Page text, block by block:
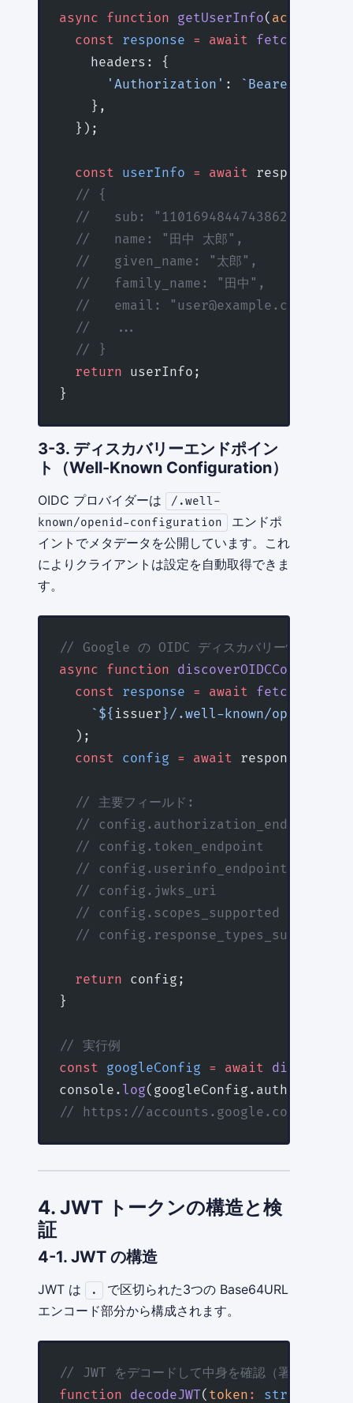
async function getUserInfo(
  const
response = await fetch
    headers: {
      'Authorization'
: `Bearer ${
    },
  });
  const
userInfo = await response.
  // {
  //   sub: "110169484474386276334",
  //   name: "田中 太郎",
  //   given_name: "太郎",
  //   family_name: "田中",
  //   email: "user@example.com",
  //   ...
  // }
  return
userInfo;
}
3-3. ディスカバリーエンドポイン
ト（Well-Known Configuration）
OIDC プロバイダーは
/.well-
known/openid-configuration
エンドポ
イントでメタデータを公開しています。これ
によりクライアントは設定を自動取得できま
す。
// Google の OIDC ディスカバリー情報を取得
async function discoverOIDCConfig
  const
response = await fetch
    `${
issuer }/.well-known/openid-
  );
  const
config = await response.
  // 主要フィールド:
// config.authorization_endpoint  →
// config.token_endpoint          →
// config.userinfo_endpoint       →
// config.jwks_uri                →
// config.scopes_supported        →
// config.response_types_supported
  return
config;
}
// 実行例
const googleConfig = await
console. log
// https://accounts.google.com/o/
4. JWT トークンの構造と検
証
4-1. JWT の構造
JWT は .
で区切られた3つの Base64URL
エンコード部分から構成されます。
// JWT をデコードして中身を確認（署名検証な
function decodeJWT( token : string